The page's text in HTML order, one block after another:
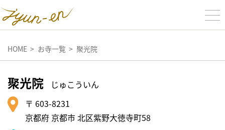
HOME お寺一覧 聚光院
聚光院
じゅこういん
〒 603-8231
京都府 京都市 北区紫野大徳寺町58